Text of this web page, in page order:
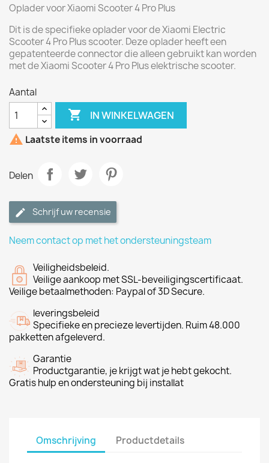
Oplader voor Xiaomi Scooter 4 Pro Plus
Dit is de specifieke oplader voor de Xiaomi Electric
Scooter 4 Pro Plus scooter. Deze oplader heeft een
gepatenteerde connector die alleen gebruikt kan worden
met de Xiaomi Scooter 4 Pro Plus elektrische scooter.
Aantal
 IN WINKELWAGEN
 Laatste items in voorraad
Delen
Schrijf uw recensie
Neem contact op met het ondersteuningsteam
Veiligheidsbeleid.
Veilige aankoop met SSL-beveiligingscertificaat.
Veilige betaalmethoden: Paypal of 3D Secure.
leveringsbeleid
Specifieke en precieze levertijden. Ruim 48.000
pakketten afgeleverd.
Garantie
Productgarantie, je krijgt wat je hebt gekocht.
Gratis hulp en ondersteuning bij installat
Omschrijving Productdetails